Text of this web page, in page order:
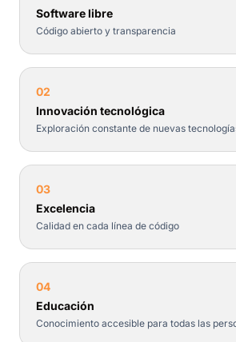
Software libre
Código abierto y transparencia
02
Innovación tecnológica
Exploración constante de nuevas
03
Excelencia
Calidad en cada línea de código
04
Educación
Conocimiento accesible para todas las